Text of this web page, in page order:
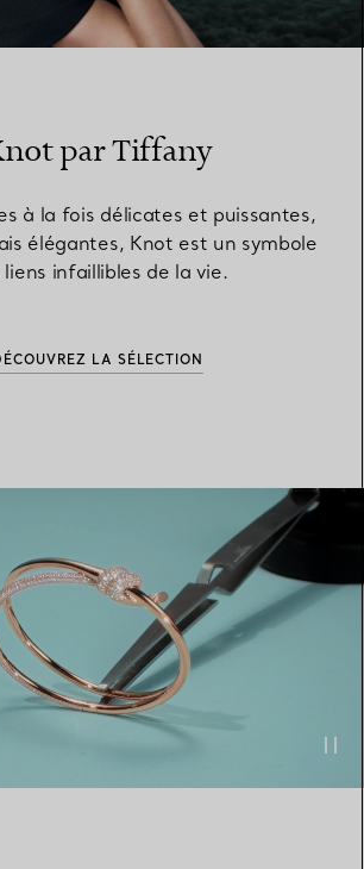
par Tiffany
à la fois délicates et puissantes,
élégantes, Knot est un symbole
liens infaillibles de la vie.
LA SÉLECTION